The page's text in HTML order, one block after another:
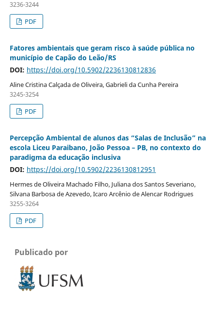
3236-3244
PDF
Fatores ambientais que geram risco à saúde pública no
município de Capão do Leão/RS
DOI: https://doi.org/10.5902/2236130812836
Aline Cristina Calçada de Oliveira, Gabrieli da Cunha Pereira
3245-3254
PDF
Percepção Ambiental de alunos das “Salas de Inclusão” na
escola Liceu Paraibano, João Pessoa – PB, no contexto do
paradigma da educação inclusiva
DOI: https://doi.org/10.5902/2236130812951
Hermes de Oliveira Machado Filho, Juliana dos Santos Severiano,
Silvana Barbosa de Azevedo, Icaro Arcênio de Alencar Rodrigues
3255-3264
PDF
Publicado por